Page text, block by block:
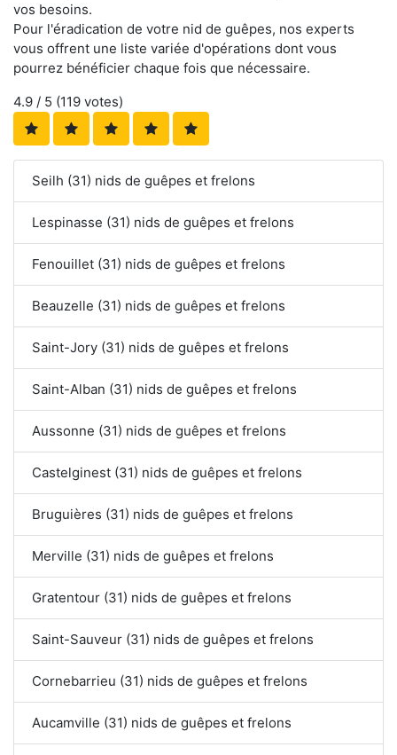
vos besoins.
Pour l'éradication de votre nid de guêpes, nos experts
vous offrent une liste variée d'opérations dont vous
pourrez bénéficier chaque fois que nécessaire.
4.9 / 5 (119 votes)
Seilh (31) nids de guêpes et frelons
Lespinasse (31) nids de guêpes et frelons
Fenouillet (31) nids de guêpes et frelons
Beauzelle (31) nids de guêpes et frelons
Saint-Jory (31) nids de guêpes et frelons
Saint-Alban (31) nids de guêpes et frelons
Aussonne (31) nids de guêpes et frelons
Castelginest (31) nids de guêpes et frelons
Bruguières (31) nids de guêpes et frelons
Merville (31) nids de guêpes et frelons
Gratentour (31) nids de guêpes et frelons
Saint-Sauveur (31) nids de guêpes et frelons
Cornebarrieu (31) nids de guêpes et frelons
Aucamville (31) nids de guêpes et frelons